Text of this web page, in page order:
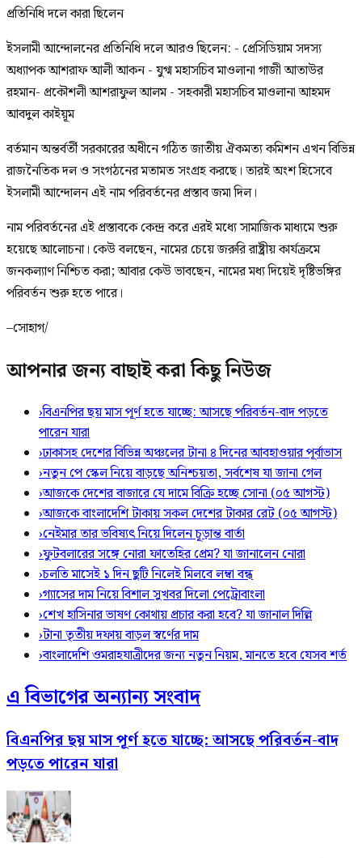
প্রতিনিধি দলে কারা ছিলেন
ইসলামী আন্দোলনের প্রতিনিধি দলে আরও ছিলেন: - প্রেসিডিয়াম সদস্য
অধ্যাপক আশরাফ আলী আকন - যুগ্ম মহাসচিব মাওলানা গাজী আতাউর
রহমান- প্রকৌশলী আশরাফুল আলম - সহকারী মহাসচিব মাওলানা আহমদ
আবদুল কাইয়ূম
বর্তমান অন্তর্বর্তী সরকারের অধীনে গঠিত জাতীয় ঐকমত্য কমিশন এখন বিভিন্ন
রাজনৈতিক দল ও সংগঠনের মতামত সংগ্রহ করছে। তারই অংশ হিসেবে
ইসলামী আন্দোলন এই নাম পরিবর্তনের প্রস্তাব জমা দিল।
নাম পরিবর্তনের এই প্রস্তাবকে কেন্দ্র করে এরই মধ্যে সামাজিক মাধ্যমে শুরু
হয়েছে আলোচনা। কেউ বলছেন, নামের চেয়ে জরুরি রাষ্ট্রীয় কার্যক্রমে
জনকল্যাণ নিশ্চিত করা; আবার কেউ ভাবছেন, নামের মধ্য দিয়েই দৃষ্টিভঙ্গির
পরিবর্তন শুরু হতে পারে।
–সোহাগ/
আপনার জন্য বাছাই করা কিছু নিউজ
›বিএনপির ছয় মাস পূর্ণ হতে যাচ্ছে: আসছে পরিবর্তন-বাদ পড়তে
পারেন যারা
›ঢাকাসহ দেশের বিভিন্ন অঞ্চলের টানা ৪ দিনের আবহাওয়ার পূর্বাভাস
›নতুন পে স্কেল নিয়ে বাড়ছে অনিশ্চয়তা, সর্বশেষ যা জানা গেল
›আজকে দেশের বাজারে যে দামে বিক্রি হচ্ছে সোনা (০৫ আগস্ট)
›আজকে বাংলাদেশি টাকায় সকল দেশের টাকার রেট (০৫ আগস্ট)
›নেইমার তার ভবিষ্যৎ নিয়ে দিলেন চূড়ান্ত বার্তা
›ফুটবলারের সঙ্গে নোরা ফাতেহির প্রেম? যা জানালেন নোরা
›চলতি মাসেই ১ দিন ছুটি নিলেই মিলবে লম্বা বন্ধ
›গ্যাসের দাম নিয়ে বিশাল সুখবর দিলো পেট্রোবাংলা
›শেখ হাসিনার ভাষণ কোথায় প্রচার করা হবে? যা জানাল দিল্লি
›টানা তৃতীয় দফায় বাড়ল স্বর্ণের দাম
›বাংলাদেশি ওমরাহযাত্রীদের জন্য নতুন নিয়ম, মানতে হবে যেসব শর্ত
এ বিভাগের অন্যান্য সংবাদ
বিএনপির ছয় মাস পূর্ণ হতে যাচ্ছে: আসছে পরিবর্তন-বাদ
পড়তে পারেন যারা